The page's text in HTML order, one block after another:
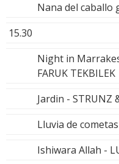
Nana del caballo
15.30
Night in
FARUK TEKBILEK
Jardin - STRUNZ
Lluvia de
Ishiwara Allah -